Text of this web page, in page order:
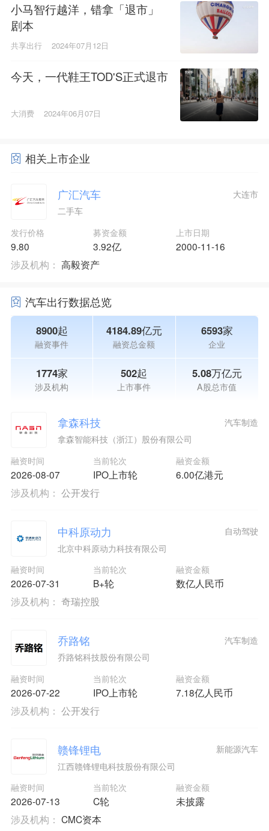
小马智行越洋，错拿「退市」
剧本
共享出行 2024年07月12日
今天，一代鞋王TOD'S正式退市
大消费 2024年06月07日
相关上市企业
广汇汽车
二手车
大连市
发行价格
9.80
募资金额
3.92亿
上市日期
2000-11-16
涉及机构： 高毅资产
汽车出行数据总览
8900起
融资事件
4184.89亿元
融资总金额
6593家
企业
1774家
涉及机构
502起
上市事件
5.08万亿元
A股总市值
拿森科技
拿森智能科技（浙江）股份有限公司
融资时间
2026-08-07
当前轮次
IPO上市轮
融资金额
6.00亿港元
汽车制造
涉及机构： 公开发行
中科原动力
北京中科原动力科技有限公司
融资时间
2026-07-31
当前轮次
B+轮
融资金额
数亿人民币
自动驾驶
涉及机构： 奇瑞控股
乔路铭
乔路铭科技股份有限公司
融资时间
2026-07-22
当前轮次
IPO上市轮
融资金额
7.18亿人民币
汽车制造
涉及机构： 公开发行
赣锋锂电
江西赣锋锂电科技股份有限公司
融资时间
2026-07-13
当前轮次
C轮
融资金额
未披露
新能源汽车
涉及机构： CMC资本